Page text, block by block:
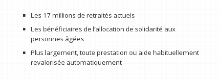
Les 17 millions de retraités actuels
Les bénéficiaires de l’allocation de solidarité aux
personnes âgées
Plus largement, toute prestation ou aide habituellement
revalorisée automatiquement